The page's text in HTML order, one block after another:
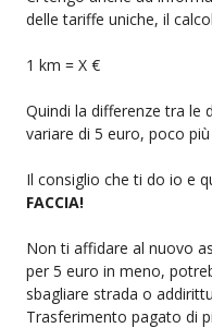
delle tariffe uniche, il
1 km = X €
Quindi la differenze tra le
variare di 5 euro, poco
Il consiglio che ti do io e
FACCIA!
Non ti affidare al nuovo
per 5 euro in meno,
sbagliare strada o
Trasferimento pagato di